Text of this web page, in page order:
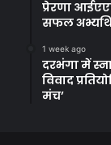
प्रेरणा
सफल
1 week ago
दरभंगा में
विवाद
मंच’